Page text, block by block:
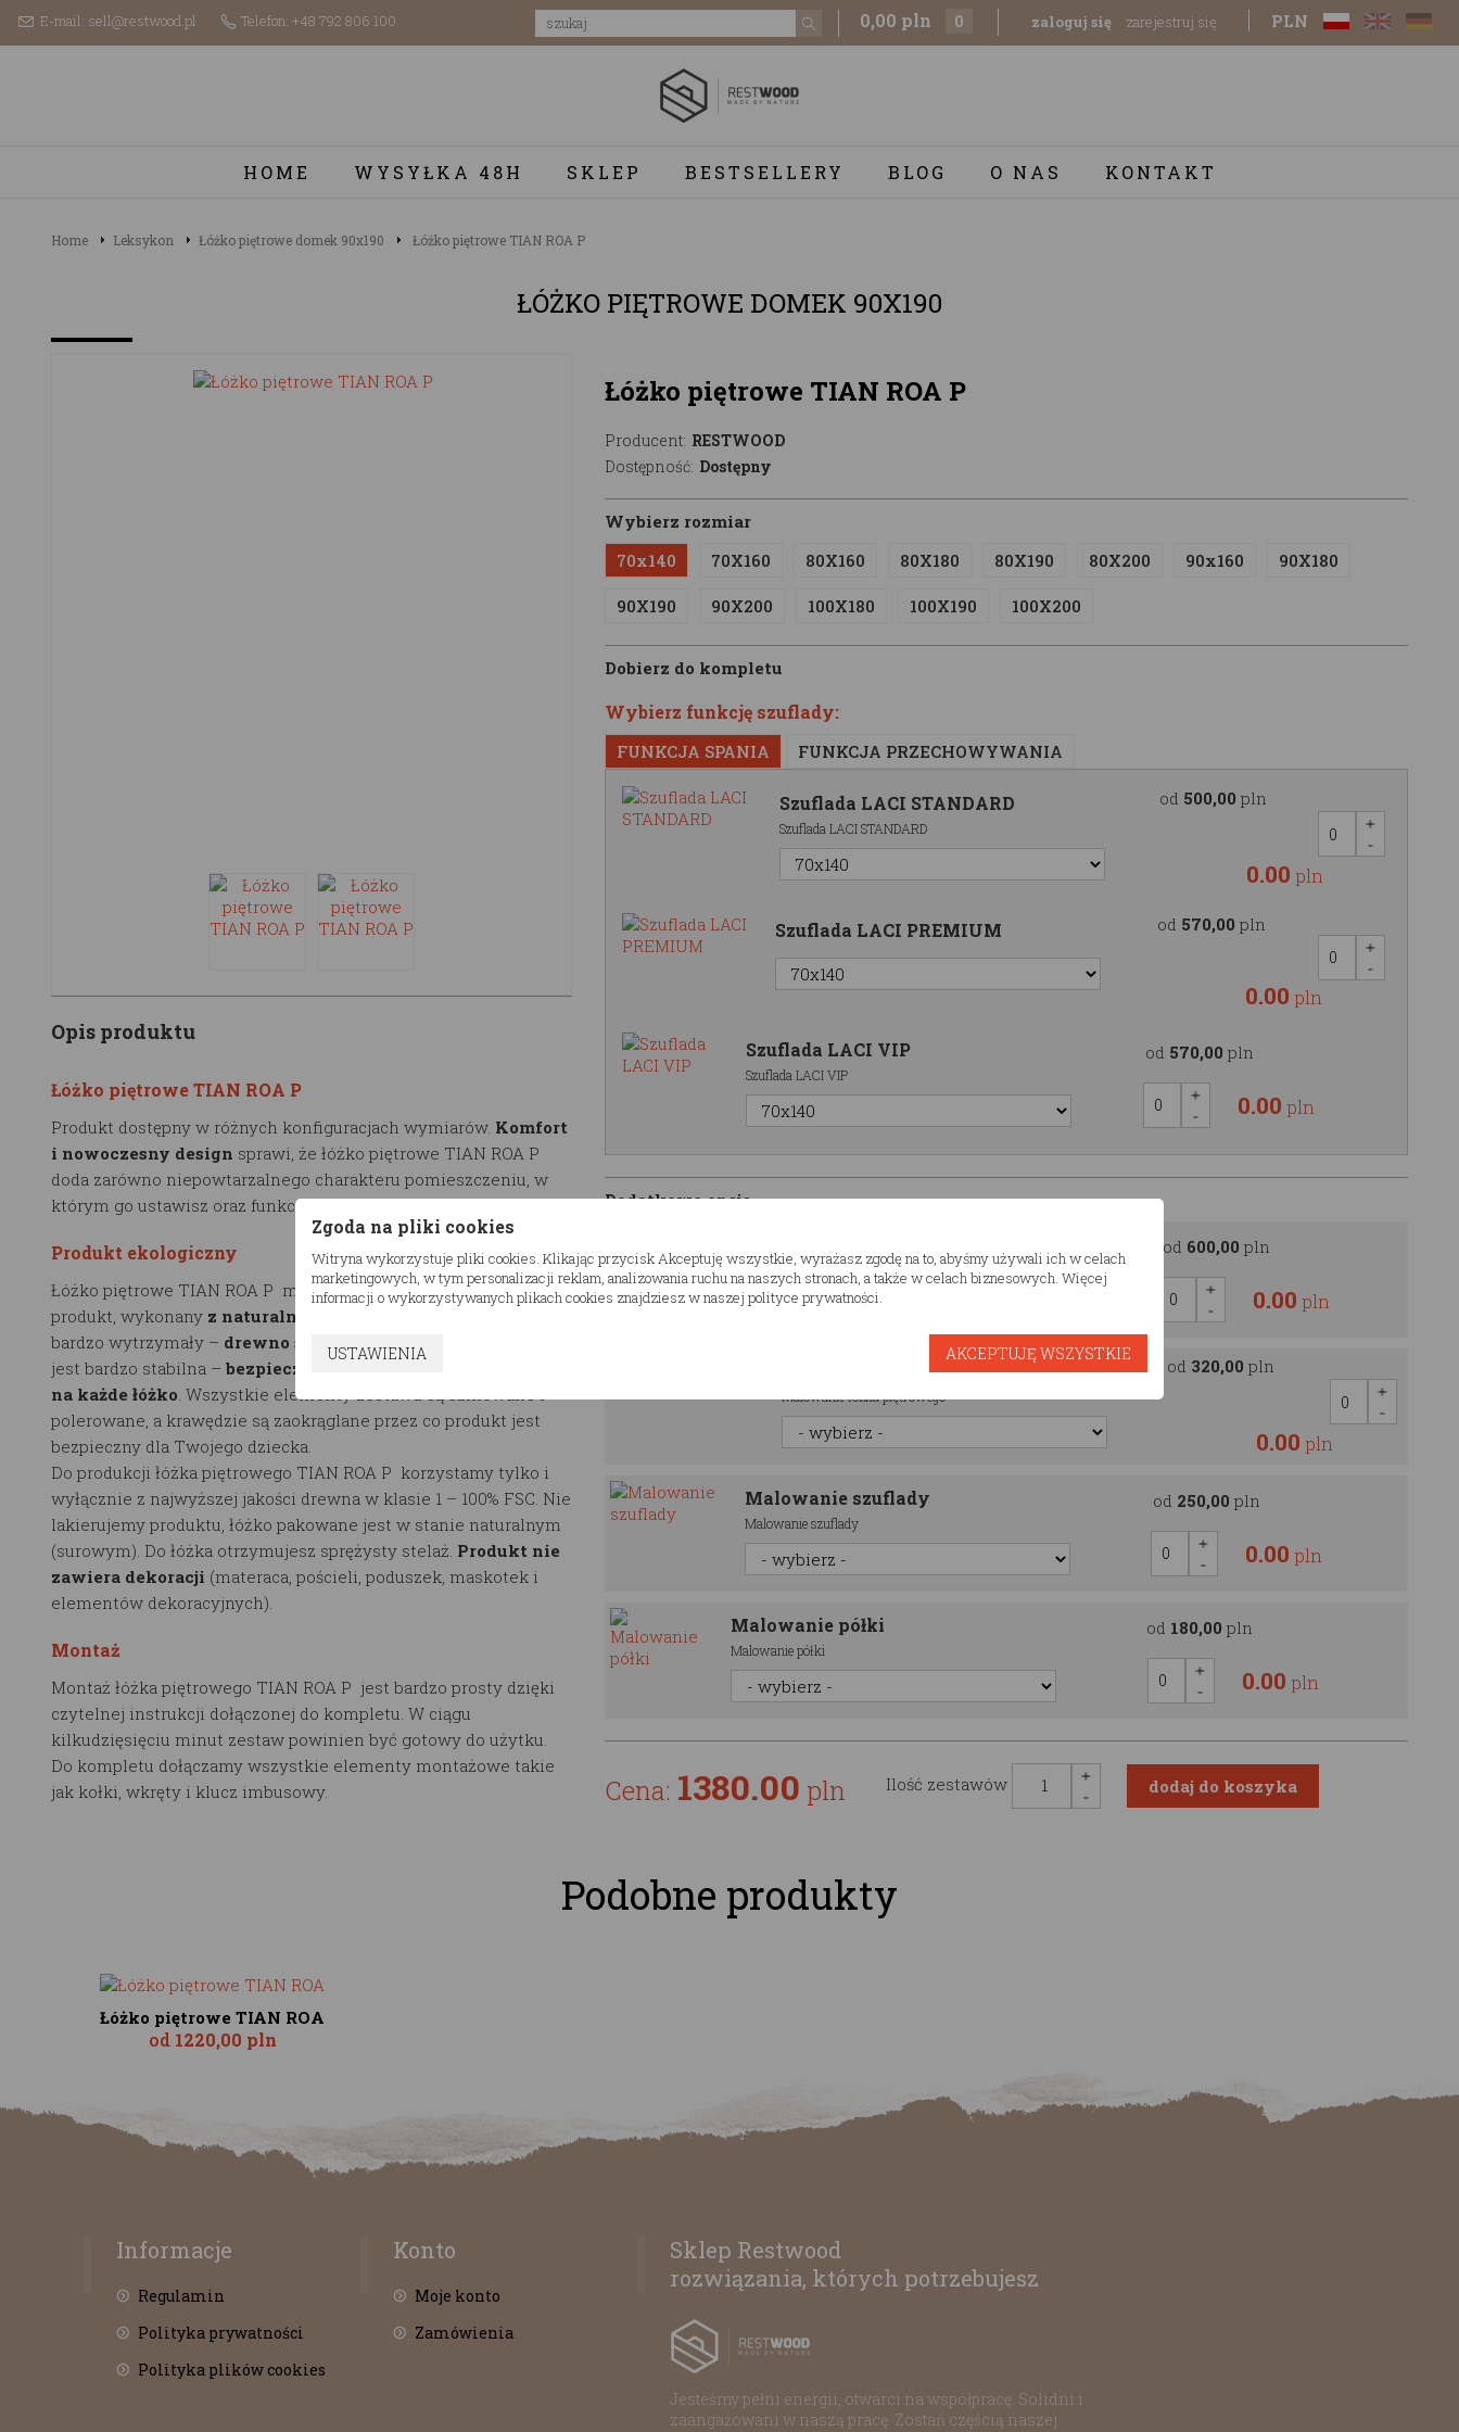
E-mail: sell@restwood.pl Telefon: +48 792 806 100 0,00 pln 0 zaloguj się zarejestruj się PLN
HOME WYSYŁKA 48H SKLEP BESTSELLERY BLOG O NAS KONTAKT
Home Leksykon Łóżko piętrowe domek 90x190 Łóżko piętrowe TIAN ROA P
ŁÓŻKO PIĘTROWE DOMEK 90X190
Opis produktu
Łóżko piętrowe TIAN ROA P
Produkt dostępny w różnych konfiguracjach wymiarów. Komfort
i nowoczesny design sprawi, że łóżko piętrowe TIAN ROA P
doda zarówno niepowtarzalnego charakteru pomieszczeniu, w
którym go ustawisz oraz funkcjonalności w jego użytkowaniu.
Produkt ekologiczny
Łóżko piętrowe TIAN ROA P marki RESTWOOD to ekologiczny
produkt, wykonany z naturalnego drewna
bardzo wytrzymały – drewno sosnowe, klejone
jest bardzo stabilna – bezpieczne obciążenie wynosi do 100kg
na każde łóżko . Wszystkie elementy zestawu są szlifowane i
polerowane, a krawędzie są zaokrąglane przez co produkt jest
bezpieczny dla Twojego dziecka.
Do produkcji łóżka piętrowego TIAN ROA P korzystamy tylko i
wyłącznie z najwyższej jakości drewna w klasie 1 – 100% FSC. Nie
lakierujemy produktu, łóżko pakowane jest w stanie naturalnym
(surowym). Do łóżka otrzymujesz sprężysty stelaż. Produkt nie
zawiera dekoracji (materaca, pościeli, poduszek, maskotek i
elementów dekoracyjnych).
Montaż
Montaż łóżka piętrowego TIAN ROA P jest bardzo prosty dzięki
czytelnej instrukcji dołączonej do kompletu. W ciągu
kilkudzięsięciu minut zestaw powinien być gotowy do użytku.
Do kompletu dołączamy wszystkie elementy montażowe takie
jak kołki, wkręty i klucz imbusowy.
Łóżko piętrowe TIAN ROA P
Producent: RESTWOOD
Dostępność: Dostępny
Wybierz rozmiar
70x140
70X160 80X160 80X180 80X190 80X200 90x160 90X180
90X190 90X200 100X180 100X190 100X200
Dobierz do kompletu
Wybierz funkcję szuflady:
FUNKCJA SPANIA FUNKCJA PRZECHOWYWANIA
Szuflada LACI STANDARD
Szuflada LACI STANDARD
od 500,00 pln
0.00 pln
Szuflada LACI PREMIUM od 570,00 pln
0.00 pln
Szuflada LACI VIP
Szuflada LACI VIP
od 570,00 pln
0.00 pln
Dodatkowe opcje
Półka domek RESTWOOD
od 600,00 pln
0.00 pln
Malowanie łóżka piętrowego
Malowanie łóżka piętrowego
od 320,00 pln
0.00 pln
Malowanie szuflady
Malowanie szuflady
od 250,00 pln
0.00 pln
Malowanie półki
Malowanie półki
od 180,00 pln
0.00 pln
Cena: 1380.00 pln Ilość zestawów
Podobne produkty
Łóżko piętrowe TIAN ROA
od 1220,00 pln
Informacje
Regulamin
Polityka prywatności
Polityka plików cookies
Konto
Moje konto
Zamówienia
Sklep Restwood
rozwiązania, których potrzebujesz
Jesteśmy pełni energii, otwarci na współpracę. Solidni i
zaangażowani w naszą pracę. Zostań częścią naszej
Zgoda na pliki cookies
Witryna wykorzystuje pliki cookies. Klikając przycisk Akceptuję wszystkie, wyrażasz zgodę na to, abyśmy używali ich w celach
marketingowych, w tym personalizacji reklam, analizowania ruchu na naszych stronach, a także w celach biznesowych. Więcej
informacji o wykorzystywanych plikach cookies znajdziesz w naszej polityce prywatności.
USTAWIENIA AKCEPTUJĘ WSZYSTKIE